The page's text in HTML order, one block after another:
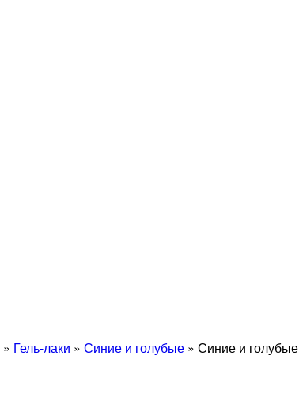
» Гель-лаки » Синие и голубые » Синие и голубые